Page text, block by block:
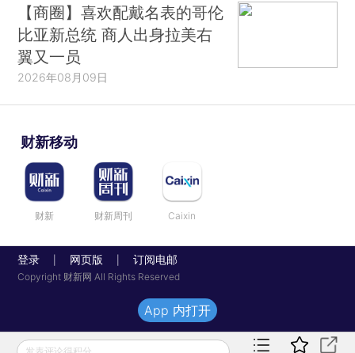
【商圈】喜欢配戴名表的哥伦
比亚新总统 商人出身拉美右
翼又一员
2026年08月09日
财新移动
财新 财新周刊 Caixin
登录 网页版 订阅电邮
Copyright 财新网 All Rights Reserved
发表评论得积分
App 内打开